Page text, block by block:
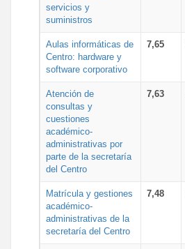
servicios y
suministros
Aulas informáticas de
Centro: hardware y
software corporativo
7,65
Atención de
consultas y
cuestiones
académico-
administrativas por
parte de la secretaría
del Centro
7,63
Matrícula y gestiones
académico-
administrativas de la
secretaría del Centro
7,48